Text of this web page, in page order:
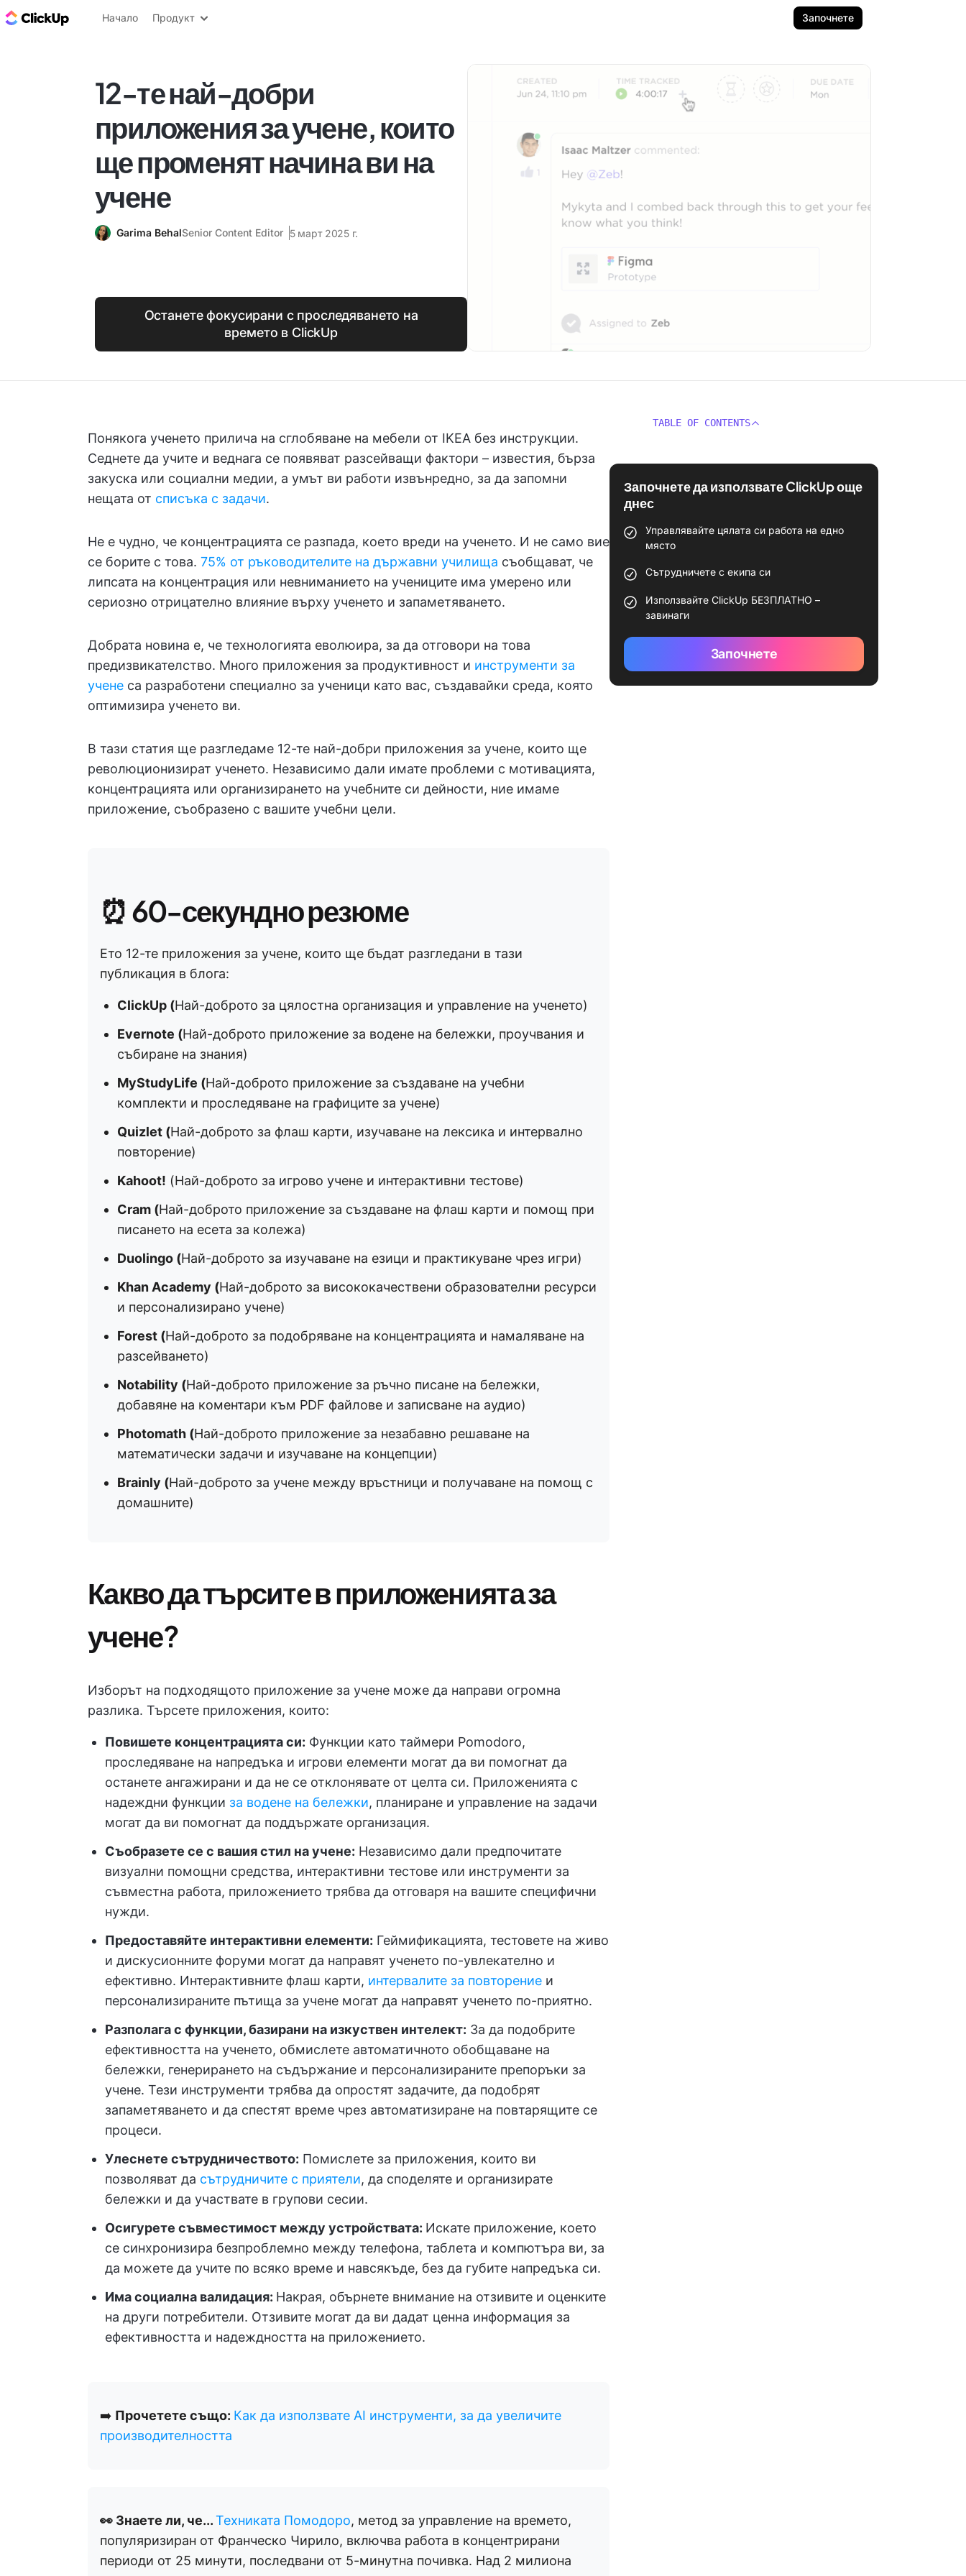
ClickUp блог
Начало Продукт Започнете
12-те най-добри
приложения за учене, които
ще променят начина ви на
учене
Garima BehalSenior Content Editor 5 март 2025 г.
Останете фокусирани с проследяването на
времето в ClickUp
Понякога ученето прилича на сглобяване на мебели от IKEA без инструкции.
Седнете да учите и веднага се появяват разсейващи фактори – известия, бърза
закуска или социални медии, а умът ви работи извънредно, за да запомни
нещата от списъка с задачи.
Не е чудно, че концентрацията се разпада, което вреди на ученето. И не само вие
се борите с това. 75% от ръководителите на държавни училища съобщават, че
липсата на концентрация или невниманието на учениците има умерено или
сериозно отрицателно влияние върху ученето и запаметяването.
Добрата новина е, че технологията еволюира, за да отговори на това
предизвикателство. Много приложения за продуктивност и инструменти за
учене са разработени специално за ученици като вас, създавайки среда, която
оптимизира ученето ви.
В тази статия ще разгледаме 12-те най-добри приложения за учене, които ще
революционизират ученето. Независимо дали имате проблеми с мотивацията,
концентрацията или организирането на учебните си дейности, ние имаме
приложение, съобразено с вашите учебни цели.
⏰ 60-секундно резюме
Ето 12-те приложения за учене, които ще бъдат разгледани в тази
публикация в блога:
ClickUp (Най-доброто за цялостна организация и управление на ученето)
Evernote (Най-доброто приложение за водене на бележки, проучвания и
събиране на знания)
MyStudyLife (Най-доброто приложение за създаване на учебни
комплекти и проследяване на графиците за учене)
Quizlet (Най-доброто за флаш карти, изучаване на лексика и интервално
повторение)
Kahoot! (Най-доброто за игрово учене и интерактивни тестове)
Cram (Най-доброто приложение за създаване на флаш карти и помощ при
писането на есета за колежа)
Duolingo (Най-доброто за изучаване на езици и практикуване чрез игри)
Khan Academy (Най-доброто за висококачествени образователни ресурси
и персонализирано учене)
Forest (Най-доброто за подобряване на концентрацията и намаляване на
разсейването)
Notability (Най-доброто приложение за ръчно писане на бележки,
добавяне на коментари към PDF файлове и записване на аудио)
Photomath (Най-доброто приложение за незабавно решаване на
математически задачи и изучаване на концепции)
Brainly (Най-доброто за учене между връстници и получаване на помощ с
домашните)
Какво да търсите в приложенията за
учене?
Изборът на подходящото приложение за учене може да направи огромна
разлика. Търсете приложения, които:
Повишете концентрацията си: Функции като таймери Pomodoro,
проследяване на напредъка и игрови елементи могат да ви помогнат да
останете ангажирани и да не се отклонявате от целта си. Приложенията с
надеждни функции за водене на бележки, планиране и управление на задачи
могат да ви помогнат да поддържате организация.
Съобразете се с вашия стил на учене: Независимо дали предпочитате
визуални помощни средства, интерактивни тестове или инструменти за
съвместна работа, приложението трябва да отговаря на вашите специфични
нужди.
Предоставяйте интерактивни елементи: Геймификацията, тестовете на живо
и дискусионните форуми могат да направят ученето по-увлекателно и
ефективно. Интерактивните флаш карти, интервалите за повторение и
персонализираните пътища за учене могат да направят ученето по-приятно.
Разполага с функции, базирани на изкуствен интелект: За да подобрите
ефективността на ученето, обмислете автоматичното обобщаване на
бележки, генерирането на съдържание и персонализираните препоръки за
учене. Тези инструменти трябва да опростят задачите, да подобрят
запаметяването и да спестят време чрез автоматизиране на повтарящите се
процеси.
Улеснете сътрудничеството: Помислете за приложения, които ви
позволяват да сътрудничите с приятели, да споделяте и организирате
бележки и да участвате в групови сесии.
Осигурете съвместимост между устройствата: Искате приложение, което
се синхронизира безпроблемно между телефона, таблета и компютъра ви, за
да можете да учите по всяко време и навсякъде, без да губите напредъка си.
Има социална валидация: Накрая, обърнете внимание на отзивите и оценките
на други потребители. Отзивите могат да ви дадат ценна информация за
ефективността и надеждността на приложението.
➡️ Прочетете също: Как да използвате AI инструменти, за да увеличите
производителността
👀 Знаете ли, че...Техниката Помодоро, метод за управление на времето,
популяризиран от Франческо Чирило, включва работа в концентрирани
периоди от 25 минути, последвани от 5-минутна почивка. Над 2 милиона
TABLE OF CONTENTS
Започнете да използвате ClickUp още
днес
Управлявайте цялата си работа на едно
място
Сътрудничете с екипа си
Използвайте ClickUp БЕЗПЛАТНО –
завинаги
Започнете